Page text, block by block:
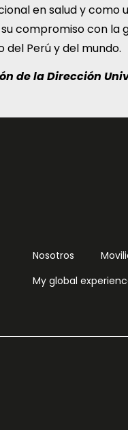
en salud y
compromiso con la
Perú y del mundo.
de la Dirección
Nosotros
My global